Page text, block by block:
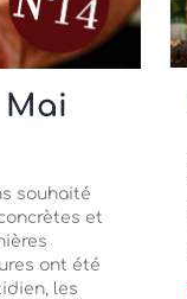
Mai
souhaité
et
ont été
les